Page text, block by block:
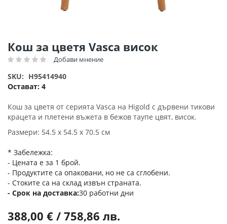
Кош за цветя Vasca висок
Рейтинг: Добави мнение
Остават: 4
SKU H95414940
Кош за цветя от серията Vasca на Higold с дървени тикови
крацета и плетени въжета в бежов таупе цвят, висок.
Размери: 54.5 х 54.5 х 70.5 см
* Забележка:
- Цената е за 1 брой.
- Продуктите са опаковани, но не са сглобени.
- Стоките са на склад извън страната.
Срок на доставка 30 работни дни
388,00 € / 758,86 лв.
Преминете
към
началото
на
галерия
снимки